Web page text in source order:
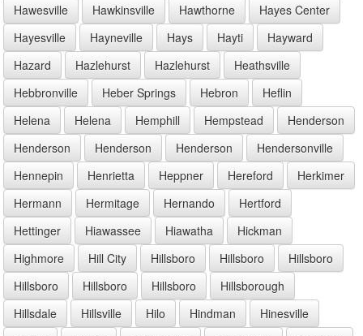
Hawesville
Hawkinsville Hawthorne
Hayes Center
Hayesville
Hayneville Hays Hayti
Hayward
Hazard
Hazlehurst Hazlehurst
Heathsville
Hebbronville
Heber Springs Hebron
Heflin
Helena
Helena Hemphill Hempstead
Henderson
Henderson
Henderson Henderson
Hendersonville
Hennepin
Henrietta Heppner Hereford
Herkimer
Hermann
Hermitage Hernando
Hertford
Hettinger
Hiawassee Hiawatha
Hickman
Highmore
Hill City Hillsboro Hillsboro
Hillsboro
Hillsboro
Hillsboro Hillsboro
Hillsborough
Hillsdale
Hillsville Hilo Hindman
Hinesville